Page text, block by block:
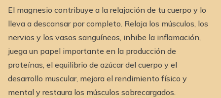
El magnesio contribuye a la relajación de tu cuerpo y lo
lleva a descansar por completo. Relaja los músculos, los
nervios y los vasos sanguíneos, inhibe la inflamación,
juega un papel importante en la producción de
proteínas, el equilibrio de azúcar del cuerpo y el
desarrollo muscular, mejora el rendimiento físico y
mental y restaura los músculos sobrecargados.